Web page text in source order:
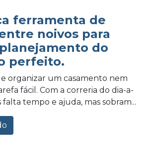
ferramenta de
noivos para
do
perfeito.
organizar um casamento nem
fácil. Com a correria do dia-a-
falta tempo e ajuda, mas sobram...